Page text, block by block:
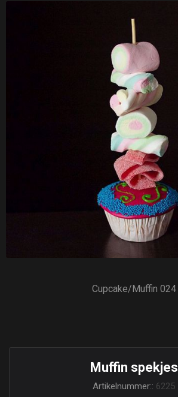
Cupcake/Muffin 024
Muffin spekjes
Artikelnummer:: 6225